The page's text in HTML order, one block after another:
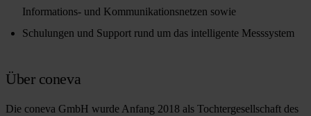
Informations- und Kommunikationsnetzen sowie
Schulungen und Support rund um das intelligente Messsystem
Über coneva
Die coneva GmbH wurde Anfang 2018 als Tochtergesellschaft des